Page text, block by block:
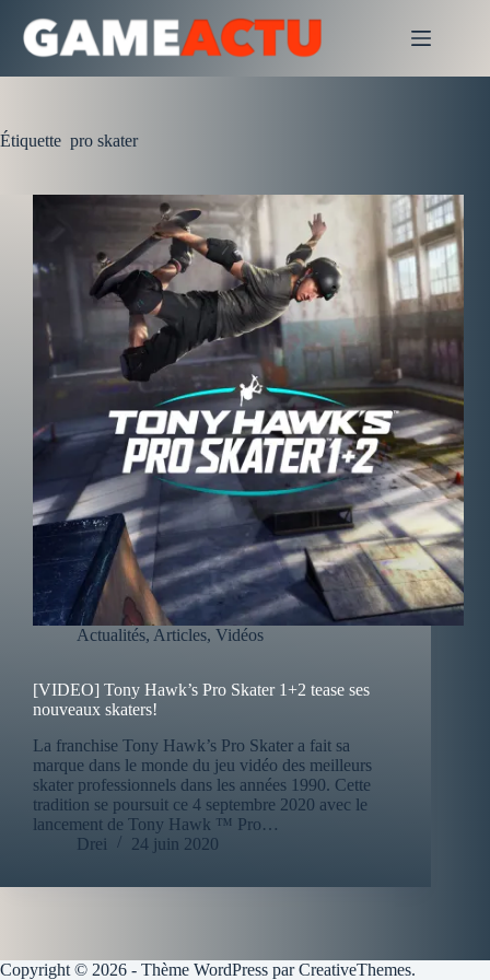
contenu
Étiquette pro skater
Actualités, Articles, Vidéos
[VIDEO] Tony Hawk’s Pro Skater 1+2 tease ses
nouveaux skaters!
La franchise Tony Hawk’s Pro Skater a fait sa
marque dans le monde du jeu vidéo des meilleurs
skater professionnels dans les années 1990. Cette
tradition se poursuit ce 4 septembre 2020 avec le
lancement de Tony Hawk ™ Pro…
Drei
24 juin 2020
Copyright © 2026 - Thème WordPress parCreativeThemes.